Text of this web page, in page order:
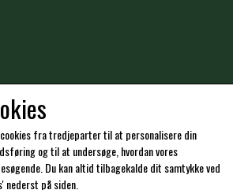
WALDHAUSEN
WALSH
fra tredjeparter til at personalisere din
og til at undersøge, hvordan vores
Du kan altid tilbagekalde dit samtykke ved
nederst på siden.